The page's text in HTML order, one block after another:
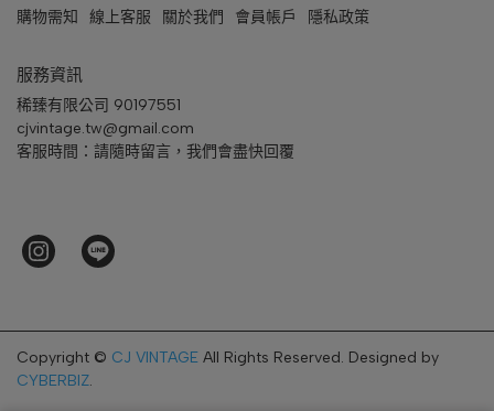
購物需知 線上客服 關於我們 會員帳戶 隱私政策
服務資訊
稀臻有限公司 90197551
cjvintage.tw@gmail.com
客服時間：請隨時留言，我們會盡快回覆
Copyright © CJ VINTAGE All Rights Reserved. Designed by
CYBERBIZ.